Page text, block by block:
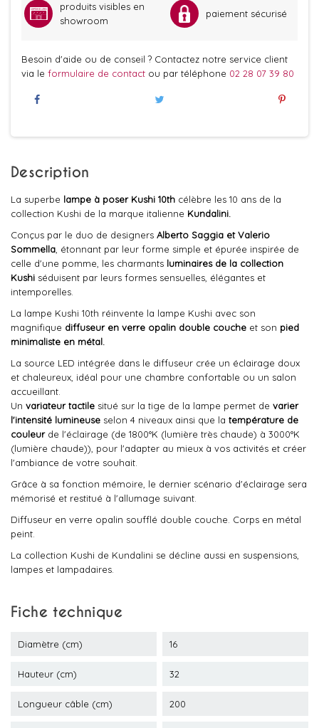
produits visibles en
showroom
paiement sécurisé
Besoin d'aide ou de conseil ? Contactez notre service client
via le formulaire de contact ou par téléphone 02 28 07 39 80
Description
La superbe lampe à poser Kushi 10th célèbre les 10 ans de la
collection Kushi de la marque italienne Kundalini.
Conçus par le duo de designers Alberto Saggia et Valerio
Sommella , étonnant par leur forme simple et épurée inspirée de
celle d'une pomme, les charmants luminaires de la collection
Kushi séduisent par leurs formes sensuelles, élégantes et
intemporelles.
La lampe Kushi 10th réinvente la lampe Kushi avec son
magnifique diffuseur en verre opalin double couche et son pied
minimaliste en métal.
La source LED intégrée dans le diffuseur crée un éclairage doux
et chaleureux, idéal pour une chambre confortable ou un salon
accueillant.
Un variateur tactile situé sur la tige de la lampe permet de varier
l'intensité lumineuse selon 4 niveaux ainsi que la température de
couleurde l'éclairage (de 1800°K (lumière très chaude) à 3000°K
(lumière chaude)), pour l'adapter au mieux à vos activités et créer
l'ambiance de votre souhait.
Grâce à sa fonction mémoire, le dernier scénario d'éclairage sera
mémorisé et restitué à l'allumage suivant.
Diffuseur en verre opalin soufflé double couche. Corps en métal
peint.
La collection Kushi de Kundalini se décline aussi en suspensions,
lampes et lampadaires.
Fiche technique
Diamètre (cm) 16
Hauteur (cm) 32
Longueur câble (cm) 200